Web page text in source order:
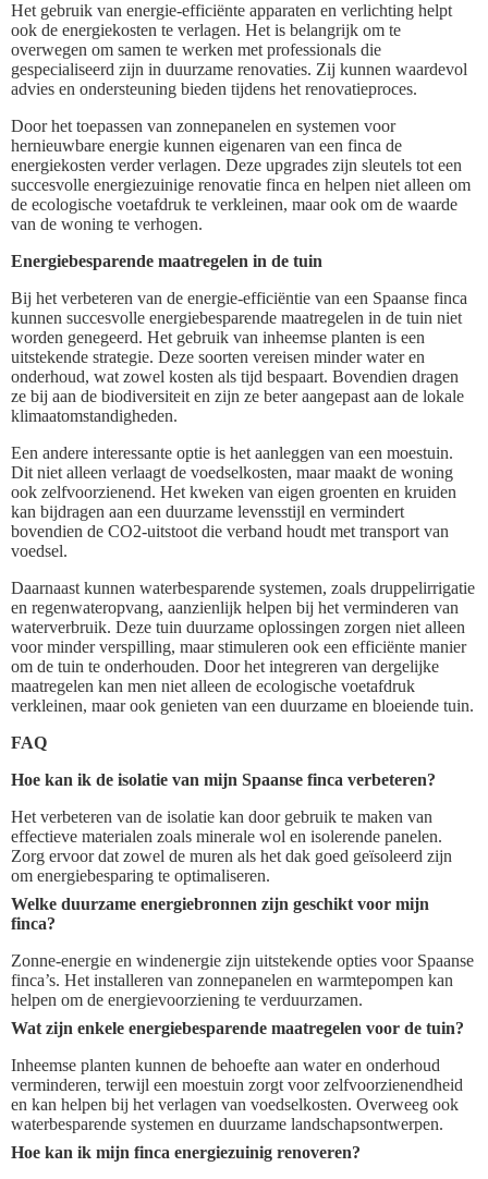
Het gebruik van energie-efficiënte apparaten en verlichting helpt
ook de energiekosten te verlagen. Het is belangrijk om te
overwegen om samen te werken met professionals die
gespecialiseerd zijn in duurzame renovaties. Zij kunnen waardevol
advies en ondersteuning bieden tijdens het renovatieproces.
Door het toepassen van zonnepanelen en systemen voor
hernieuwbare energie kunnen eigenaren van een finca de
energiekosten verder verlagen. Deze upgrades zijn sleutels tot een
succesvolle energiezuinige renovatie finca en helpen niet alleen om
de ecologische voetafdruk te verkleinen, maar ook om de waarde
van de woning te verhogen.
Energiebesparende maatregelen in de tuin
Bij het verbeteren van de energie-efficiëntie van een Spaanse finca
kunnen succesvolle energiebesparende maatregelen in de tuin niet
worden genegeerd. Het gebruik van inheemse planten is een
uitstekende strategie. Deze soorten vereisen minder water en
onderhoud, wat zowel kosten als tijd bespaart. Bovendien dragen
ze bij aan de biodiversiteit en zijn ze beter aangepast aan de lokale
klimaatomstandigheden.
Een andere interessante optie is het aanleggen van een moestuin.
Dit niet alleen verlaagt de voedselkosten, maar maakt de woning
ook zelfvoorzienend. Het kweken van eigen groenten en kruiden
kan bijdragen aan een duurzame levensstijl en vermindert
bovendien de CO2-uitstoot die verband houdt met transport van
voedsel.
Daarnaast kunnen waterbesparende systemen, zoals druppelirrigatie
en regenwateropvang, aanzienlijk helpen bij het verminderen van
waterverbruik. Deze tuin duurzame oplossingen zorgen niet alleen
voor minder verspilling, maar stimuleren ook een efficiënte manier
om de tuin te onderhouden. Door het integreren van dergelijke
maatregelen kan men niet alleen de ecologische voetafdruk
verkleinen, maar ook genieten van een duurzame en bloeiende tuin.
FAQ
Hoe kan ik de isolatie van mijn Spaanse finca verbeteren?
Het verbeteren van de isolatie kan door gebruik te maken van
effectieve materialen zoals minerale wol en isolerende panelen.
Zorg ervoor dat zowel de muren als het dak goed geïsoleerd zijn
om energiebesparing te optimaliseren.
Welke duurzame energiebronnen zijn geschikt voor mijn
finca?
Zonne-energie en windenergie zijn uitstekende opties voor Spaanse
finca’s. Het installeren van zonnepanelen en warmtepompen kan
helpen om de energievoorziening te verduurzamen.
Wat zijn enkele energiebesparende maatregelen voor de tuin?
Inheemse planten kunnen de behoefte aan water en onderhoud
verminderen, terwijl een moestuin zorgt voor zelfvoorzienendheid
en kan helpen bij het verlagen van voedselkosten. Overweeg ook
waterbesparende systemen en duurzame landschapsontwerpen.
Hoe kan ik mijn finca energiezuinig renoveren?